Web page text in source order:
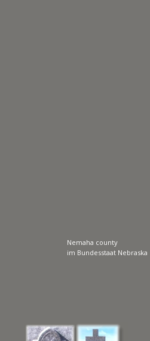
Nemaha county
im Bundesstaat Nebraska